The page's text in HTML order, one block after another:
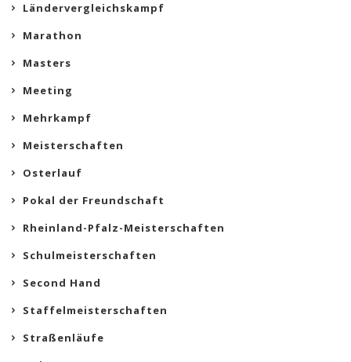
Ländervergleichskampf
Marathon
Masters
Meeting
Mehrkampf
Meisterschaften
Osterlauf
Pokal der Freundschaft
Rheinland-Pfalz-Meisterschaften
Schulmeisterschaften
Second Hand
Staffelmeisterschaften
Straßenläufe